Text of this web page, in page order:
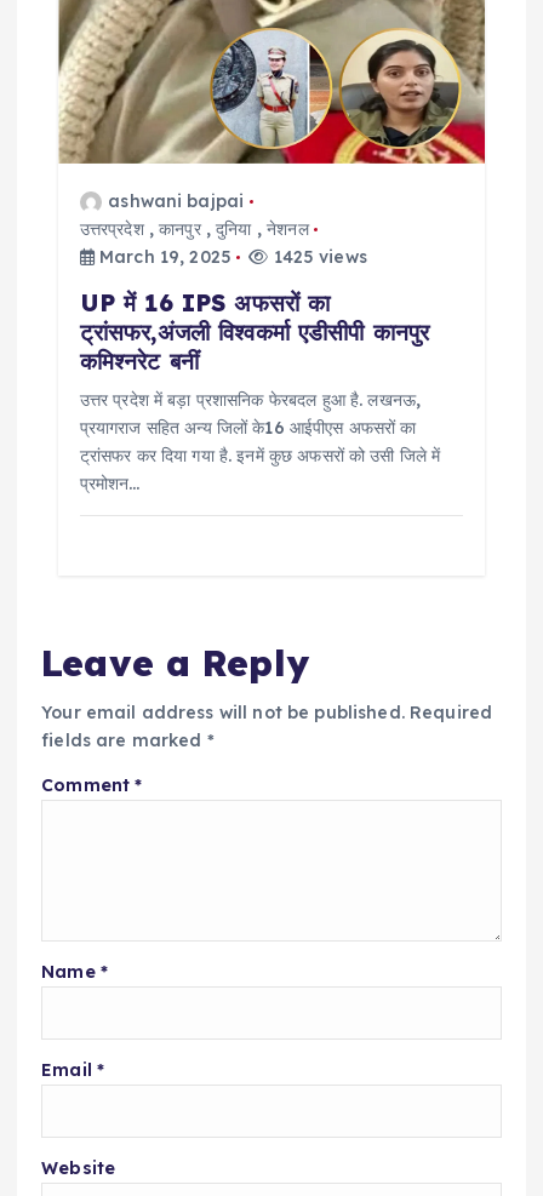
ashwani bajpai
उत्तरप्रदेश,कानपुर,दुनिया,नेशनल
March 19, 2025
1425 views
UP में 16 IPS अफसरों का
ट्रांसफर,अंजली विश्वकर्मा एडीसीपी कानपुर
कमिश्नरेट बनीं
उत्तर प्रदेश में बड़ा प्रशासनिक फेरबदल हुआ है. लखनऊ,
प्रयागराज सहित अन्य जिलों के16 आईपीएस अफसरों का
ट्रांसफर कर दिया गया है. इनमें कुछ अफसरों को उसी जिले में
प्रमोशन…
Leave a Reply
Your email address will not be published. Required
fields are marked *
Comment*
Name *
Email *
Website